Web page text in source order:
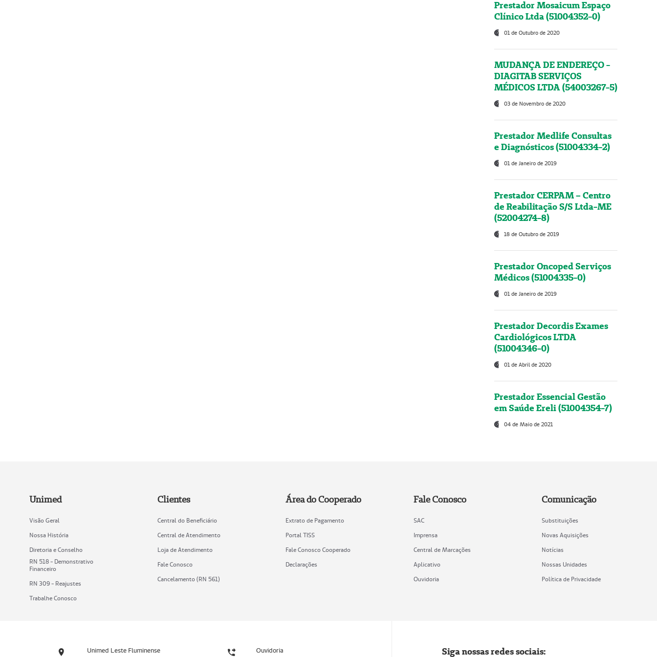
Prestador Mosaicum Espaço
Clínico Ltda (51004352-0)
01 de Outubro de 2020
MUDANÇA DE ENDEREÇO -
DIAGITAB SERVIÇOS
MÉDICOS LTDA (54003267-5)
03 de Novembro de 2020
Prestador Medlife Consultas
e Diagnósticos (51004334-2)
01 de Janeiro de 2019
Prestador CERPAM – Centro
de Reabilitação S/S Ltda-ME
(52004274-8)
18 de Outubro de 2019
Prestador Oncoped Serviços
Médicos (51004335-0)
01 de Janeiro de 2019
Prestador Decordis Exames
Cardiológicos LTDA
(51004346-0)
01 de Abril de 2020
Prestador Essencial Gestão
em Saúde Ereli (51004354-7)
04 de Maio de 2021
Unimed
Visão Geral
Nossa História
Diretoria e Conselho
RN 518 - Demonstrativo
Financeiro
RN 309 - Reajustes
Trabalhe Conosco
Clientes
Central do Beneficiário
Central de Atendimento
Loja de Atendimento
Fale Conosco
Cancelamento (RN 561)
Área do Cooperado
Extrato de Pagamento
Portal TISS
Fale Conosco Cooperado
Declarações
Fale Conosco
SAC
Imprensa
Central de Marcações
Aplicativo
Ouvidoria
Comunicação
Substituições
Novas Aquisições
Notícias
Nossas Unidades
Política de Privacidade
Unimed Leste Fluminense Ouvidoria Siga nossas redes sociais: